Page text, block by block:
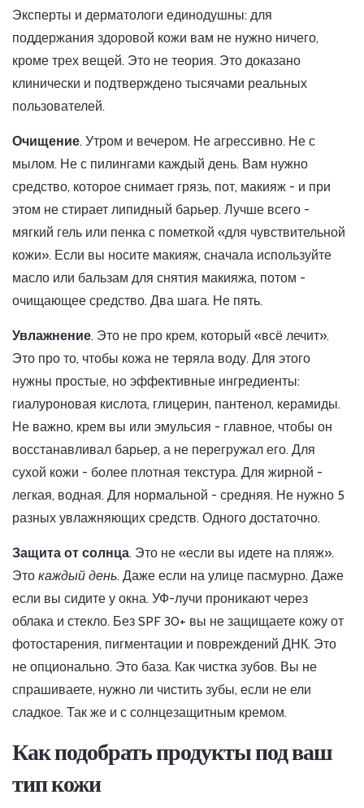
Эксперты и дерматологи единодушны: для
поддержания здоровой кожи вам не нужно ничего,
кроме трех вещей. Это не теория. Это доказано
клинически и подтверждено тысячами реальных
пользователей.
Очищение. Утром и вечером. Не агрессивно. Не с
мылом. Не с пилингами каждый день. Вам нужно
средство, которое снимает грязь, пот, макияж - и при
этом не стирает липидный барьер. Лучше всего -
мягкий гель или пенка с пометкой «для чувствительной
кожи». Если вы носите макияж, сначала используйте
масло или бальзам для снятия макияжа, потом -
очищающее средство. Два шага. Не пять.
Увлажнение. Это не про крем, который «всё лечит».
Это про то, чтобы кожа не теряла воду. Для этого
нужны простые, но эффективные ингредиенты:
гиалуроновая кислота, глицерин, пантенол, керамиды.
Не важно, крем вы или эмульсия - главное, чтобы он
восстанавливал барьер, а не перегружал его. Для
сухой кожи - более плотная текстура. Для жирной -
легкая, водная. Для нормальной - средняя. Не нужно 5
разных увлажняющих средств. Одного достаточно.
Защита от солнца. Это не «если вы идете на пляж».
Это каждый день. Даже если на улице пасмурно. Даже
если вы сидите у окна. УФ-лучи проникают через
облака и стекло. Без SPF 30+ вы не защищаете кожу от
фотостарения, пигментации и повреждений ДНК. Это
не опционально. Это база. Как чистка зубов. Вы не
спрашиваете, нужно ли чистить зубы, если не ели
сладкое. Так же и с солнцезащитным кремом.
Как подобрать продукты под ваш
тип кожи